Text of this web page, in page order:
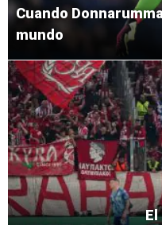
Cuando
mundo
El